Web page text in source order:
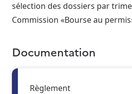
sélection des dossiers par
Commission «Bourse au
Documentation
Règlement